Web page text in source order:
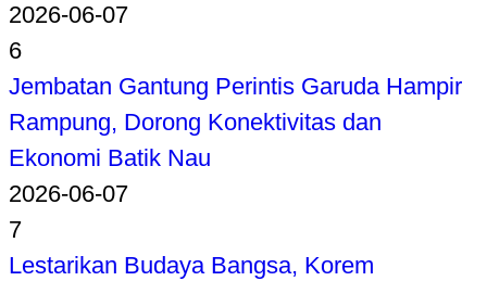
2026-06-07
6
Jembatan Gantung Perintis Garuda Hampir
Rampung, Dorong Konektivitas dan
Ekonomi Batik Nau
2026-06-07
7
Lestarikan Budaya Bangsa, Korem